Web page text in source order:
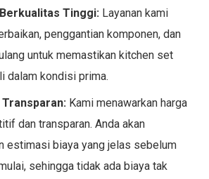
Tinggi: Layanan kami
penggantian komponen, dan
untuk memastikan kitchen set
dalam kondisi prima.
Kami menawarkan harga
dan transparan. Anda akan
estimasi biaya yang jelas sebelum
sehingga tidak ada biaya tak